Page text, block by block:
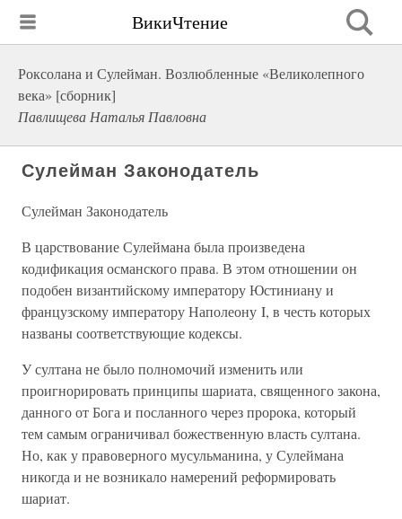
ВикиЧтение
Роксолана и Сулейман. Возлюбленные «Великолепного
века» [сборник]
Павлищева Наталья Павловна
Сулейман Законодатель
Сулейман Законодатель
В царствование Сулеймана была произведена
кодификация османского права. В этом отношении он
подобен византийскому императору Юстиниану и
французскому императору Наполеону I, в честь которых
названы соответствующие кодексы.
У султана не было полномочий изменить или
проигнорировать принципы шариата, священного закона,
данного от Бога и посланного через пророка, который
тем самым ограничивал божественную власть султана.
Но, как у правоверного мусульманина, у Сулеймана
никогда и не возникало намерений реформировать
шариат.